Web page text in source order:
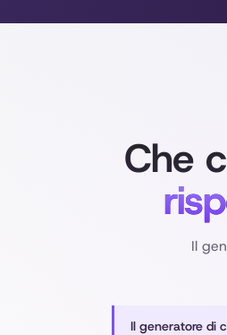
Che
Il
Il generatore di